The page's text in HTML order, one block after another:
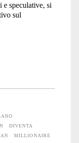
speculative, si
sul
DIVENTA
MILLIONAIRE